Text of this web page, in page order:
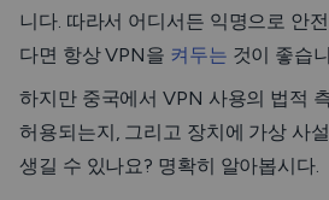
니다. 따라서 어디서든 익명으로 안
다면 항상 VPN을 켜두는 것이 좋습
하지만 중국에서 VPN 사용의 법적
허용되는지, 그리고 장치에 가상 사
생길 수 있나요? 명확히 알아봅시다.